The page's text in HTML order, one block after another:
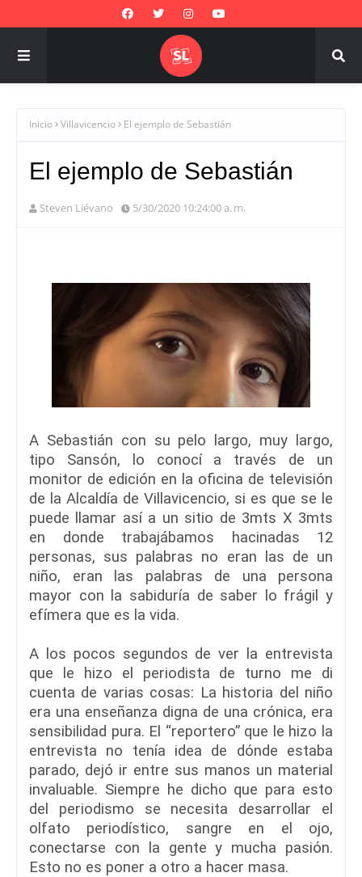
Inicio Villavicencio El ejemplo de Sebastián
El ejemplo de Sebastián
Steven Liévano 5/30/2020 10:24:00 a. m.
A Sebastián con su pelo largo, muy largo,
tipo Sansón, lo conocí a través de un
monitor de edición en la oficina de televisión
de la Alcaldía de Villavicencio, si es que se le
puede llamar así a un sitio de 3mts X 3mts
en donde trabajábamos hacinadas 12
personas, sus palabras no eran las de un
niño, eran las palabras de una persona
mayor con la sabiduría de saber lo frágil y
efímera que es la vida.
A los pocos segundos de ver la entrevista
que le hizo el periodista de turno me di
cuenta de varias cosas: La historia del niño
era una enseñanza digna de una crónica, era
sensibilidad pura. El “reportero” que le hizo la
entrevista no tenía idea de dónde estaba
parado, dejó ir entre sus manos un material
invaluable. Siempre he dicho que para esto
del periodismo se necesita desarrollar el
olfato periodístico, sangre en el ojo,
conectarse con la gente y mucha pasión.
Esto no es poner a otro a hacer masa.